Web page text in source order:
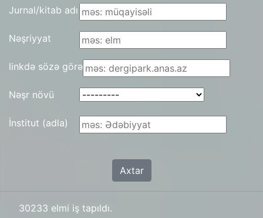
Jurnal/kitab adı
Nəşriyyat
linkdə sözə görə
Nəşr növü
İnstitut (adla)
Axtar
30233 elmi iş tapıldı.